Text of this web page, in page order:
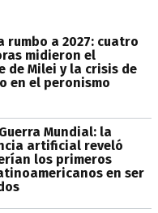
rumbo a 2027: cuatro
midieron el
de Milei y la crisis de
en el peronismo
Mundial: la
artificial reveló
los primeros
en ser